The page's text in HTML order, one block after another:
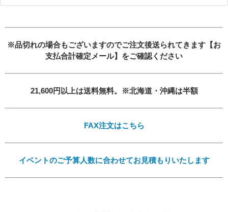
必須
※品切れの場合もございますのでご注文後送られてきます【お
支払合計確定メール】をご確認ください
21,600円以上は送料無料。※北海道・沖縄は半額
FAX注文はこちら
イベントのご予算人数に合わせてお見積もりいたします